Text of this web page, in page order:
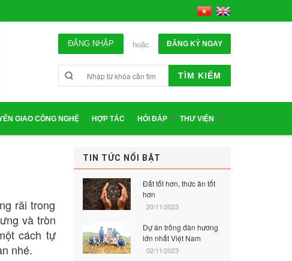
ĐĂNG KÝ NGAY
hoặc
ĐĂNG NHẬP
TÌM KIẾM
GIAO CÔNG NGHỆ HỢP TÁC HỎI ĐÁP THƯ VIỆN
rãi trong
và tròn
cách tự
nhé.
TIN TỨC NỔI BẬT
Đất tốt hơn, thức ăn tốt
hơn
20/11/2023
Dự án trồng đàn hương
lớn nhất Việt Nam
02/11/2023